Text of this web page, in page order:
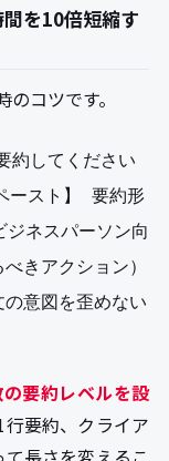
間を10倍短縮す
コツです。
約してください
ースト】 要約形
ネスパーソン向
きアクション）
意図を歪めない
要約レベルを設
要約、クライア